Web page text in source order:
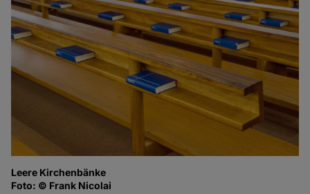
Leere Kirchenbänke
Foto: © Frank Nicolai